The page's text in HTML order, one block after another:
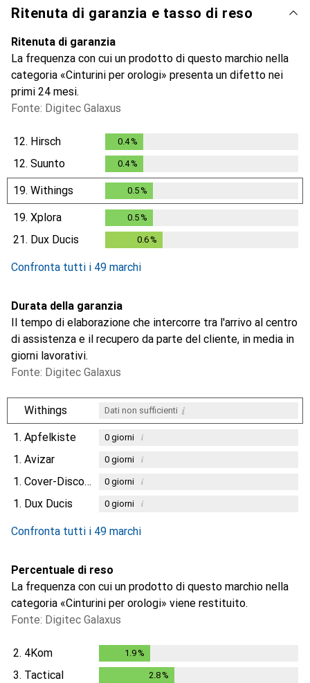
Ritenuta di garanzia e tasso di reso
Ritenuta di garanzia
La frequenza con cui un prodotto di questo marchio nella
categoria «Cinturini per orologi» presenta un difetto nei
primi 24 mesi.
Fonte: Digitec Galaxus
12. Hirsch 0.4%
12. Suunto 0.4%
19. Withings 0.5 %
19. Xplora 0.5 %
21. Dux Ducis 0.6 %
Confronta tutti i 49 marchi
Durata della garanzia
Il tempo di elaborazione che intercorre tra l'arrivo al centro
di assistenza e il recupero da parte del cliente, in media in
giorni lavorativi.
Fonte: Digitec Galaxus
Withings Dati non sufficienti i
1. Apfelkiste 0giorni i
1. Avizar 0giorni i
1. Cover-Discount 0giorni i
1. Dux Ducis 0giorni i
Confronta tutti i 49 marchi
Percentuale di reso
La frequenza con cui un prodotto di questo marchio nella
categoria «Cinturini per orologi» viene restituito.
Fonte: Digitec Galaxus
2. 4Kom 1.9%
3. Tactical 2.8 %